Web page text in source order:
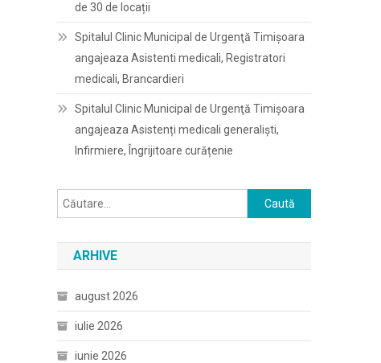
de 30 de locații
Spitalul Clinic Municipal de Urgenţă Timişoara
angajeaza Asistenti medicali, Registratori
medicali, Brancardieri
Spitalul Clinic Municipal de Urgenţă Timişoara
angajeaza Asistenți medicali generaliști,
Infirmiere, Îngrijitoare curățenie
Caută
după:
ARHIVE
august 2026
iulie 2026
iunie 2026